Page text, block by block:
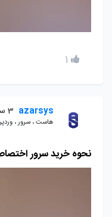
1
azarsys 3 سال پیش
هاست ، سرور ،
نحوه خرید سرور